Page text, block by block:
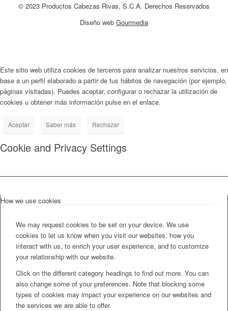
© 2023 Productos Cabezas Rivas, S.C.A. Derechos Reservados
Diseño web Gourmedia
Este sitio web utiliza cookies de terceros para analizar nuestros servicios, en
base a un perfil elaborado a partir de tus hábitos de navegación (por ejemplo,
páginas visitadas). Puedes aceptar, configurar o rechazar la utilización de
cookies u obtener más información pulse en el enlace.
Aceptar Saber más Rechazar
Cookie and Privacy Settings
How we use cookies
We may request cookies to be set on your device. We use
cookies to let us know when you visit our websites, how you
interact with us, to enrich your user experience, and to customize
your relationship with our website.
Click on the different category headings to find out more. You can
also change some of your preferences. Note that blocking some
types of cookies may impact your experience on our websites and
the services we are able to offer.